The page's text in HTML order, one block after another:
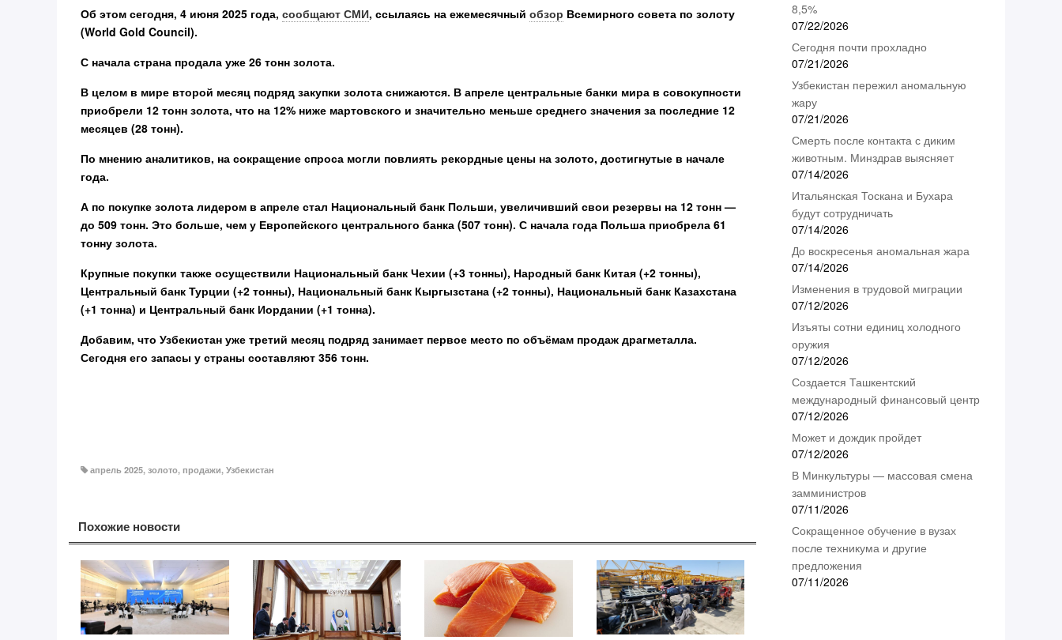
Об этом сегодня, 4 июня 2025 года, сообщают СМИ, ссылаясь на ежемесячный обзор Всемирного совета по золоту
(World Gold Council).
С начала страна продала уже 26 тонн золота.
В целом в мире второй месяц подряд закупки золота снижаются. В апреле центральные банки мира в совокупности
приобрели 12 тонн золота, что на 12% ниже мартовского и значительно меньше среднего значения за последние 12
месяцев (28 тонн).
По мнению аналитиков, на сокращение спроса могли повлиять рекордные цены на золото, достигнутые в начале
года.
А по покупке золота лидером в апреле стал Национальный банк Польши, увеличивший свои резервы на 12 тонн —
до 509 тонн. Это больше, чем у Европейского центрального банка (507 тонн). С начала года Польша приобрела 61
тонну золота.
Крупные покупки также осуществили Национальный банк Чехии (+3 тонны), Народный банк Китая (+2 тонны),
Центральный банк Турции (+2 тонны), Национальный банк Кыргызстана (+2 тонны), Национальный банк Казахстана
(+1 тонна) и Центральный банк Иордании (+1 тонна).
Добавим, что Узбекистан уже третий месяц подряд занимает первое место по объёмам продаж драгметалла.
Сегодня его запасы у страны составляют 356 тонн.
апрель 2025, золото, продажи, Узбекистан
Похожие новости
8,5%
07/22/2026
Сегодня почти прохладно
07/21/2026
Узбекистан пережил аномальную
жару
07/21/2026
Смерть после контакта с диким
животным. Минздрав выясняет
07/14/2026
Итальянская Тоскана и Бухара
будут сотрудничать
07/14/2026
До воскресенья аномальная жара
07/14/2026
Изменения в трудовой миграции
07/12/2026
Изъяты сотни единиц холодного
оружия
07/12/2026
Создается Ташкентский
международный финансовый центр
07/12/2026
Может и дождик пройдет
07/12/2026
В Минкультуры — массовая смена
замминистров
07/11/2026
Сокращенное обучение в вузах
после техникума и другие
предложения
07/11/2026